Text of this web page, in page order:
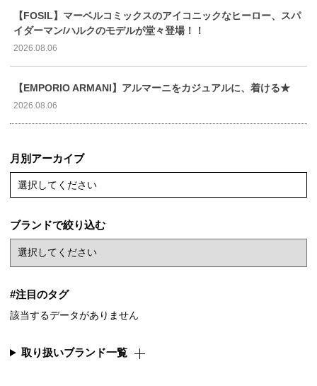
【FOSIL】マーベルコミックスのアイコニックなヒーロー、スパ
イダーマン/ハルクのモデルが堂々登場！！
2026.08.06
【EMPORIO ARMANI】アルマーニをカジュアルに、着ける★
2026.08.06
月別アーカイブ
選択してください
ブランドで絞り込む
#注目のタグ
該当するデータがありません
取り扱いブランド一覧